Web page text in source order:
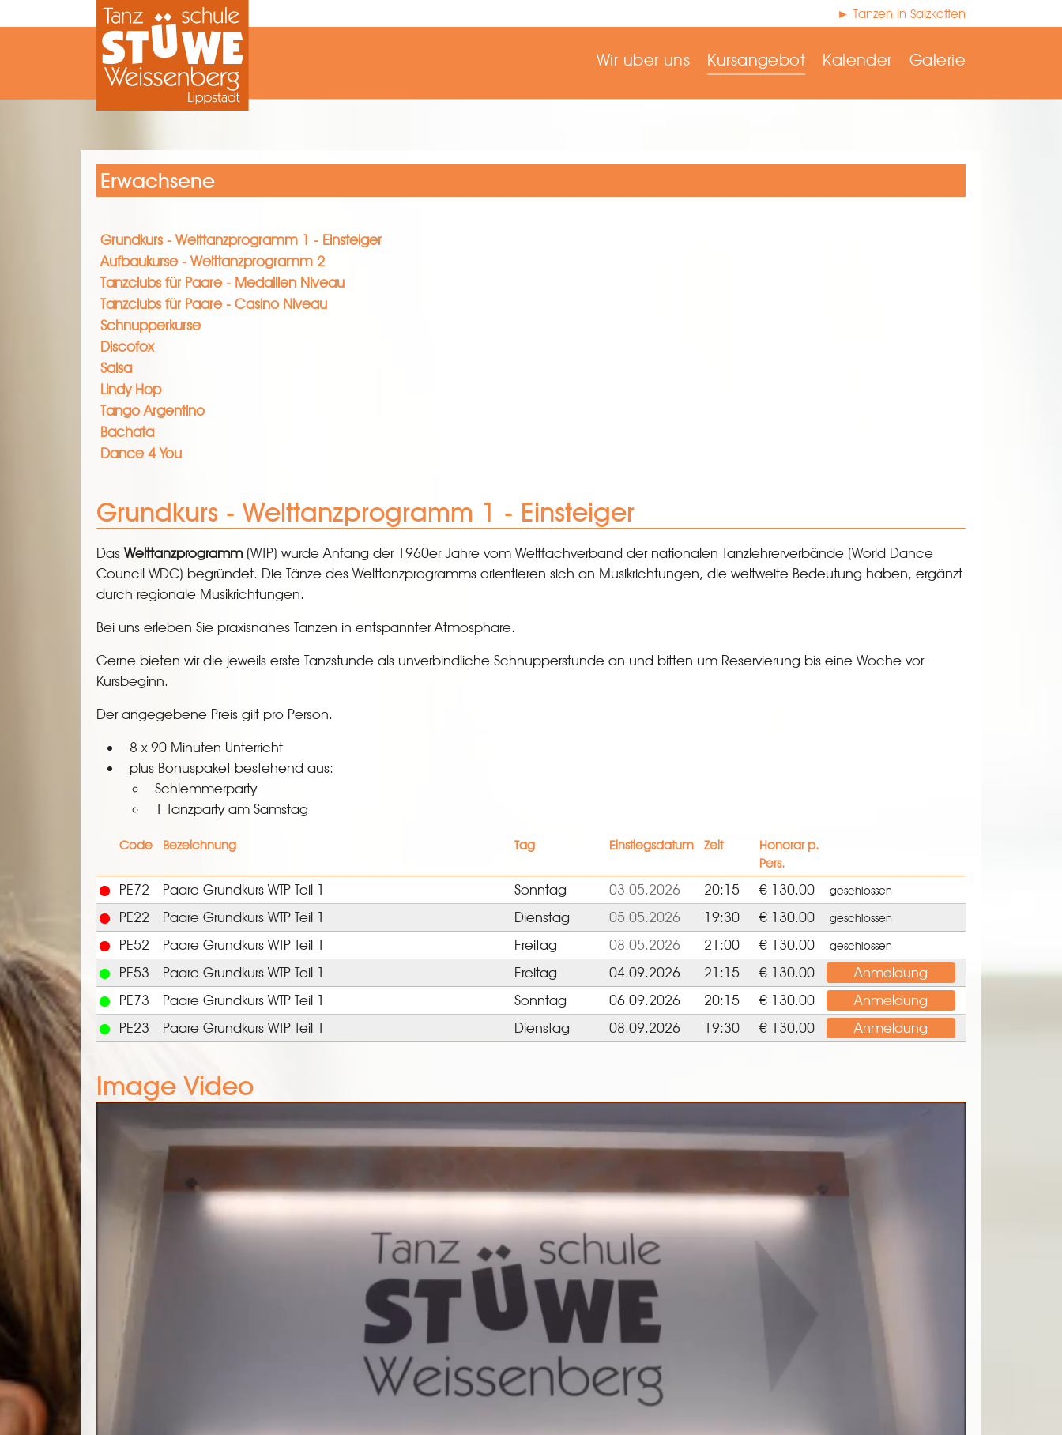
Zum Hauptinhalt springen
► Tanzen in Salzkotten
Wir über uns Kursangebot Kalender Galerie
Erwachsene
Grundkurs - Welttanzprogramm 1 - Einsteiger
Aufbaukurse - Welttanzprogramm 2
Tanzclubs für Paare - Medaillen Niveau
Tanzclubs für Paare - Casino Niveau
Schnupperkurse
Discofox
Salsa
Lindy Hop
Tango Argentino
Bachata
Dance 4 You
Grundkurs - Welttanzprogramm 1 - Einsteiger
DasWelttanzprogramm(WTP) wurde Anfang der 1960er Jahre vom Weltfachverband der nationalen Tanzlehrerverbände (World Dance
Council WDC) begründet. Die Tänze des Welttanzprogramms orientieren sich an Musikrichtungen, die weltweite Bedeutung haben, ergänzt
durch regionale Musikrichtungen.
Bei uns erleben Sie praxisnahes Tanzen in entspannter Atmosphäre.
Gerne bieten wir die jeweils erste Tanzstunde als unverbindliche Schnupperstunde an und bitten um Reservierung bis eine Woche vor
Kursbeginn.
Der angegebene Preis gilt pro Person.
8 x 90 Minuten Unterricht
plus Bonuspaket bestehend aus:
Schlemmerparty
1 Tanzparty am Samstag
Code Bezeichnung Tag Einstiegsdatum Zeit
Honorar p.
Pers.
PE72 Paare Grundkurs WTP Teil 1 Sonntag 03.05.2026 20:15 € 130.00 geschlossen
PE22 Paare Grundkurs WTP Teil 1 Dienstag 05.05.2026 19:30 € 130.00 geschlossen
PE52 Paare Grundkurs WTP Teil 1 Freitag 08.05.2026 21:00 € 130.00 geschlossen
PE53 Paare Grundkurs WTP Teil 1 Freitag 04.09.2026 21:15 € 130.00
Anmeldung
PE73
Paare Grundkurs WTP Teil 1 Sonntag 06.09.2026 20:15 € 130.00
Anmeldung
PE23
Paare Grundkurs WTP Teil 1 Dienstag 08.09.2026 19:30 € 130.00 Anmeldung
Image Video